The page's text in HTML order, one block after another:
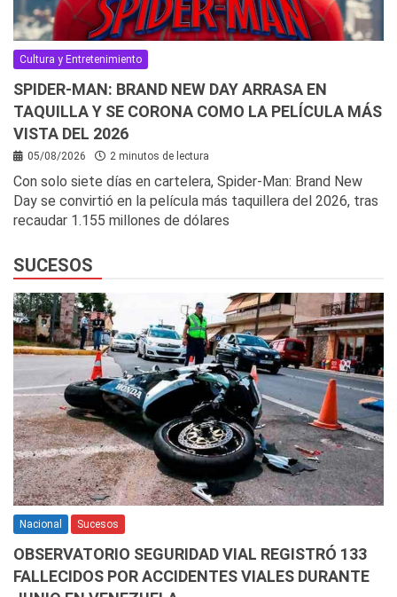
Cultura y Entretenimiento
SPIDER-MAN: BRAND NEW DAY ARRASA EN
TAQUILLA Y SE CORONA COMO LA PELÍCULA MÁS
VISTA DEL 2026
05/08/2026 2 minutos de lectura
Con solo siete días en cartelera, Spider-Man: Brand New
Day se convirtió en la película más taquillera del 2026, tras
recaudar 1.155 millones de dólares
SUCESOS
Nacional Sucesos
OBSERVATORIO SEGURIDAD VIAL REGISTRÓ 133
FALLECIDOS POR ACCIDENTES VIALES DURANTE